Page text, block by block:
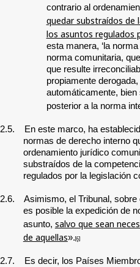
contrario al
quedar substraídos de
los asuntos regulados
esta manera, ‘la
norma comunitaria,
que resulte
propiamente
automáticamente,
posterior a la norma
2.5. En este marco, ha
normas de derecho interno
ordenamiento jurídico
substraídos de la
regulados por la legislación
2.6. Asimismo, el Tribunal, sobre
es posible la expedición de
asunto, salvo que sean
de aquellas».[6]
2.7. Es decir, los Países